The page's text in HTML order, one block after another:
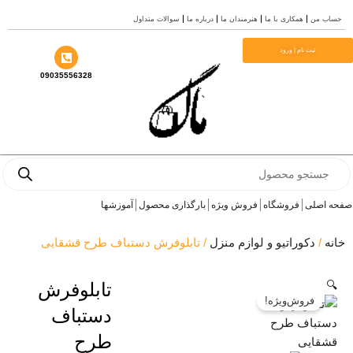
همکاری با ما هنرمندان ما درباره ما سوالات متداول
09035556328
فروشگاه فروش ویژه بارگذاری محصول آموزشها
و لوازم منزل / تابلوفرش دستباف طرح قشقایی
تابلوفرش
دستباف